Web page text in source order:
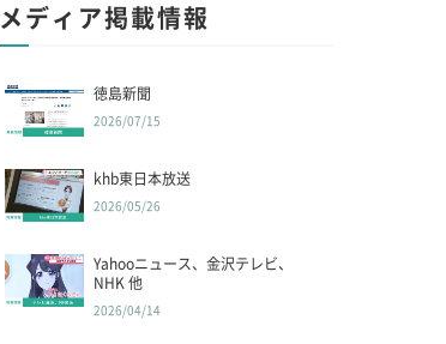
メディア掲載情報
徳島新聞
2026/07/15
khb東日本放送
2026/05/26
Yahooニュース、金沢テレビ、
NHK 他
2026/04/14